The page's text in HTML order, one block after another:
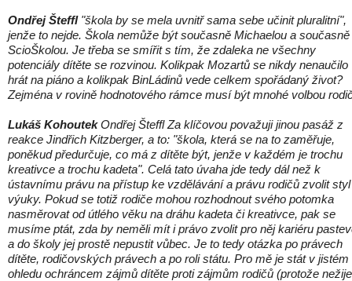
Ondřej Šteffl"škola by se mela uvnitř sama sebe učinit pluralitní",
jenže to nejde. Škola nemůže být současně Michaelou a současně
ScioŠkolou. Je třeba se smířit s tím, že zdaleka ne všechny
potenciály dítěte se rozvinou. Kolikpak Mozartů se nikdy nenaučilo
hrát na piáno a kolikpak BinLádinů vede celkem spořádaný život?
Zejména v rovině hodnotového rámce musí být mnohé volbou
Lukáš KohoutekOndřej Šteffl Za klíčovou považuji jinou pasáž z
reakce Jindřich Kitzberger, a to: "škola, která se na to zaměřuje,
poněkud předurčuje, co má z dítěte být, jenže v každém je trochu
kreativce a trochu kadeta". Celá tato úvaha jde tedy dál než k
ústavnímu právu na přístup ke vzdělávání a právu rodičů zvolit styl
výuky. Pokud se totiž rodiče mohou rozhodnout svého potomka
nasměrovat od útlého věku na dráhu kadeta či kreativce, pak se
musíme ptát, zda by neměli mít i právo zvolit pro něj kariéru
a do školy jej prostě nepustit vůbec. Je to tedy otázka po právech
dítěte, rodičovských právech a po roli státu. Pro mě je stát v jistém
ohledu ochráncem zájmů dítěte proti zájmům rodičů (protože